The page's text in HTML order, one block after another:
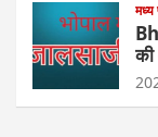
मध्य
की